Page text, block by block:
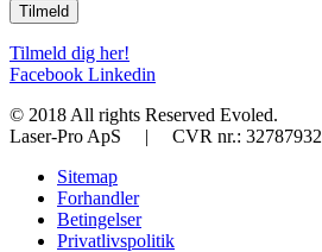
Tilmeld
Tilmeld dig her!​
Facebook Linkedin
© 2018 All rights Reserved Evoled.
Laser-Pro ApS | CVR nr.: 32787932
Sitemap
Forhandler
Betingelser
Privatlivspolitik